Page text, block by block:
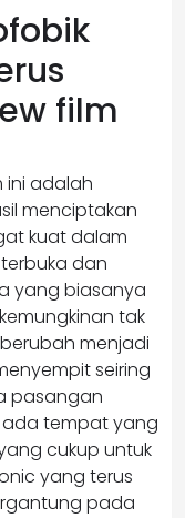
film
ini adalah
menciptakan
kuat dalam
dan
yang biasanya
tak
menjadi
seiring
pasangan
tempat yang
cukup untuk
yang terus
pada